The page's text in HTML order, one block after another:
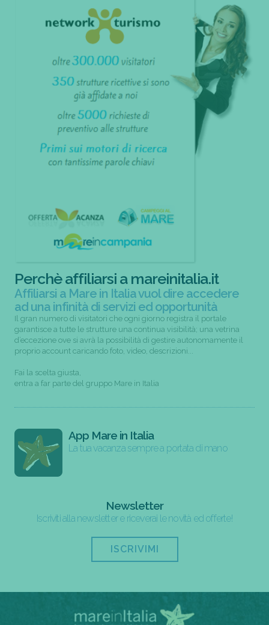
Perchè affiliarsi a mareinitalia.it
Affiliarsi a Mare in Italia vuol dire accedere
ad una infinità di servizi ed opportunità
Il gran numero di visitatori che ogni giorno registra il portale
garantisce a tutte le strutture una continua visibilità; una vetrina
d’eccezione ove si avrà la possibilità di gestire autonomamente il
proprio account caricando foto, video, descrizioni...
Fai la scelta giusta,
entra a far parte del gruppo Mare in Italia
App Mare in Italia
La tua vacanza sempre a portata di mano
Newsletter
Iscriviti alla newsletter e riceverai le novità ed offerte!
ISCRIVIMI